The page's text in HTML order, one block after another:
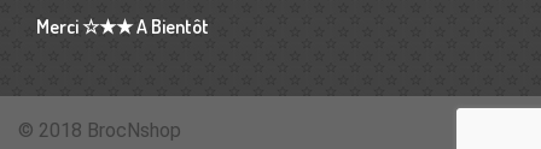
Merci ☆★★ A Bientôt
© 2018 BrocNshop